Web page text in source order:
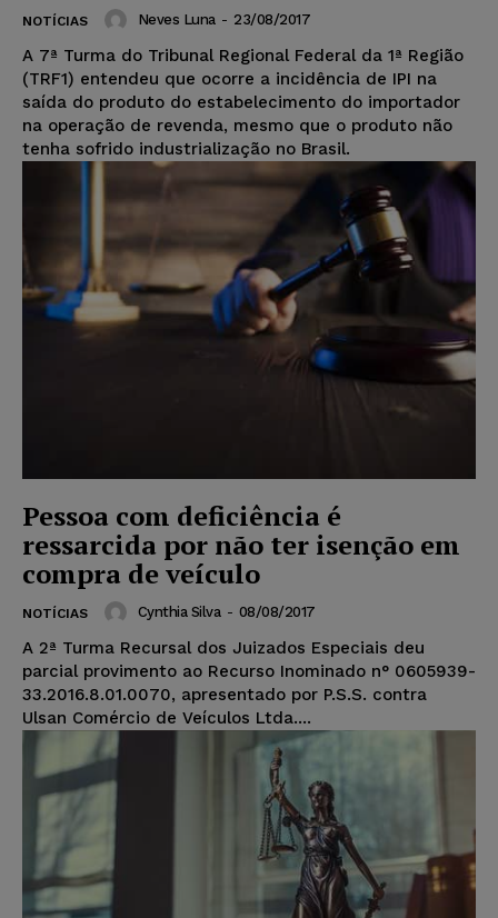
NOTÍCIAS Neves Luna - 23/08/2017
A 7ª Turma do Tribunal Regional Federal da 1ª Região
(TRF1) entendeu que ocorre a incidência de IPI na
saída do produto do estabelecimento do importador
na operação de revenda, mesmo que o produto não
tenha sofrido industrialização no Brasil.
Pessoa com deficiência é
ressarcida por não ter isenção em
compra de veículo
NOTÍCIAS Cynthia Silva - 08/08/2017
A 2ª Turma Recursal dos Juizados Especiais deu
parcial provimento ao Recurso Inominado n° 0605939-
33.2016.8.01.0070, apresentado por P.S.S. contra
Ulsan Comércio de Veículos Ltda....